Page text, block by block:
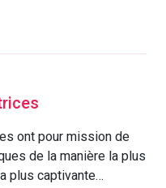
ont pour mission de
de la manière la plus
plus captivante